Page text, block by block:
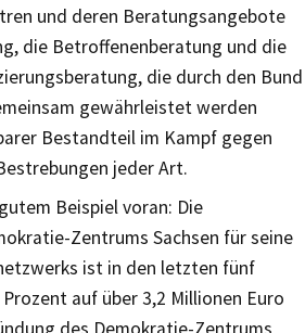
und deren Beratungsangebote
die Betroffenenberatung und die
die durch den Bund
gewährleistet werden
Bestandteil im Kampf gegen
jeder Art.
Beispiel voran: Die
Zentrums Sachsen für seine
ist in den letzten fünf
auf über 3,2 Millionen Euro
des Demokratie-Zentrums